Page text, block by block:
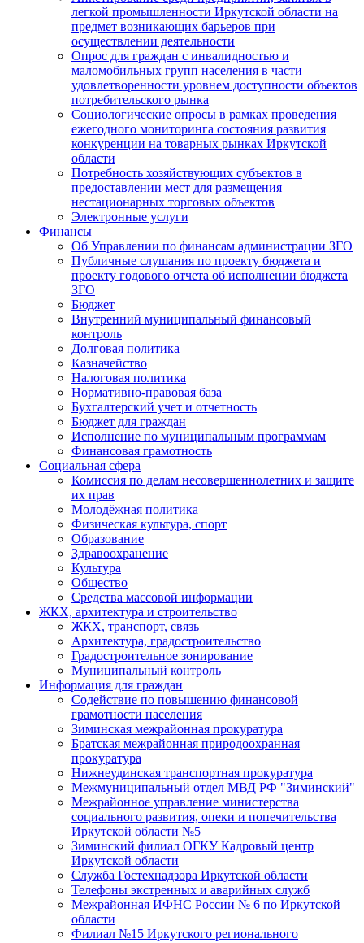
легкой промышленности Иркутской области на
предмет возникающих барьеров при
осуществлении деятельности
Опрос для граждан с инвалидностью и
маломобильных групп населения в части
удовлетворенности уровнем доступности объектов
потребительского рынка
Социологические опросы в рамках проведения
ежегодного мониторинга состояния развития
конкуренции на товарных рынках Иркутской
области
Потребность хозяйствующих субъектов в
предоставлении мест для размещения
нестационарных торговых объектов
Электронные услуги
Финансы
Об Управлении по финансам администрации ЗГО
Публичные слушания по проекту бюджета и
проекту годового отчета об исполнении бюджета
ЗГО
Бюджет
Внутренний муниципальный финансовый
контроль
Долговая политика
Казначейство
Налоговая политика
Нормативно-правовая база
Бухгалтерский учет и отчетность
Бюджет для граждан
Исполнение по муниципальным программам
Финансовая грамотность
Социальная сфера
Комиссия по делам несовершеннолетних и защите
их прав
Молодёжная политика
Физическая культура, спорт
Образование
Здравоохранение
Культура
Общество
Средства массовой информации
ЖКХ, архитектура и строительство
ЖКХ, транспорт, связь
Архитектура, градостроительство
Градостроительное зонирование
Муниципальный контроль
Информация для граждан
Содействие по повышению финансовой
грамотности населения
Зиминская межрайонная прокуратура
Братская межрайонная природоохранная
прокуратура
Нижнеудинская транспортная прокуратура
Межмуниципальный отдел МВД РФ "Зиминский"
Межрайонное управление министерства
социального развития, опеки и попечительства
Иркутской области №5
Зиминский филиал ОГКУ Кадровый центр
Иркутской области
Служба Гостехнадзора Иркутской области
Телефоны экстренных и аварийных служб
Межрайонная ИФНС России № 6 по Иркутской
области
Филиал №15 Иркутского регионального